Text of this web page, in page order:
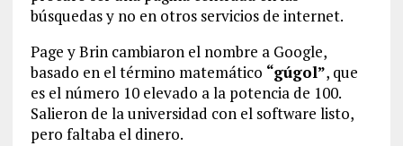
búsquedas y no en otros servicios de internet.
Page y Brin cambiaron el nombre a Google,
basado en el término matemático “gúgol”, que
es el número 10 elevado a la potencia de 100.
Salieron de la universidad con el software listo,
pero faltaba el dinero.